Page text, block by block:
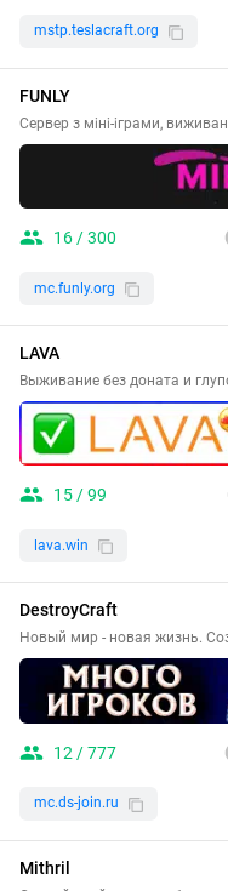
mstp.teslacraft.org
FUNLY
Сервер з міні-іграми,
16 / 300
mc.funly.org
LAVA
Выживание без доната и
15 / 99
lava.win
DestroyCraft
Новый мир - новая жизнь.
12 / 777
mc.ds-join.ru
Mithril